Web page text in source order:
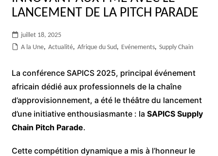
LANCEMENT DE LA PITCH PARADE
juillet 18, 2025
A la Une, Actualité, Afrique du Sud, Evénements, Supply Chain
La conférence SAPICS 2025, principal événement
africain dédié aux professionnels de la chaîne
d’approvisionnement, a été le théâtre du lancement
d’une initiative enthousiasmante : la SAPICS Supply
Chain Pitch Parade.
Cette compétition dynamique a mis à l’honneur le